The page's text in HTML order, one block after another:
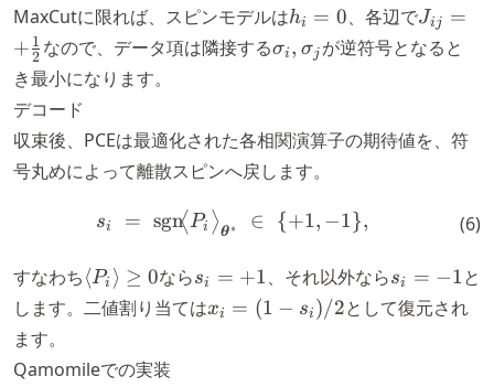
MaxCutに限れば、スピンモデルはh_i
=
0
hi = 0、各辺でJ_{ij}
{2}
Jij
=
+ 2
1 なので、データ項は隣接する\sigma_i,
σi , σj が逆符号となると
き最小になります。
デコード
収束後、PCEは最適化された各相関演算子の期待値を、符
号丸めによって離散スピンへ戻します。
s_i \;=\;
si = sgn⟨Pi ⟩θ∗ ∈ {+1, −1}, (6)
すなわち\langle
P_i
\rangle
⟨Pi ⟩ ≥ 0ならs_i
=
+1
si = +1、それ以外ならs_i
=
-1
si = −1と
します。二値割り当てはx_i
xi = (1 − si )/2として復元され
ます。
Qamomileでの実装